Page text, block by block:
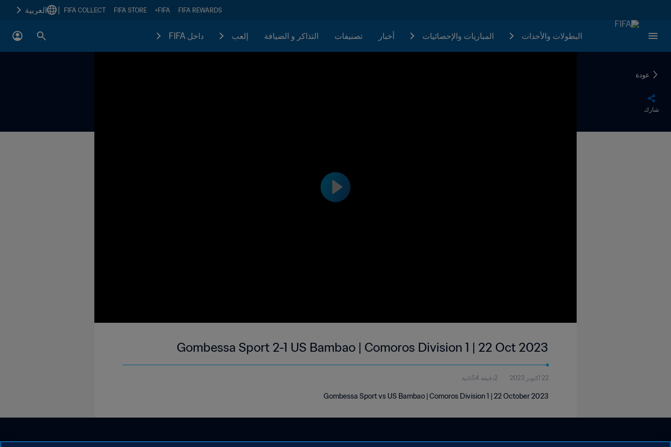
FIFA REWARDS
FIFA+
FIFA STORE
FIFA COLLECT العربية
البطولات والأحدات المباريات والإحصائيات أخبار تصنيفات التذاكر و الضيافة إلعب داخل FIFA
عودة
شارك
Gombessa Sport 2-1 US Bambao | Comoros Division 1 | 22 Oct 2023
22 أكتوبر 2023 2دقيقة 54ثانية
Gombessa Sport vs US Bambao | Comoros Division 1 | 22 October 2023